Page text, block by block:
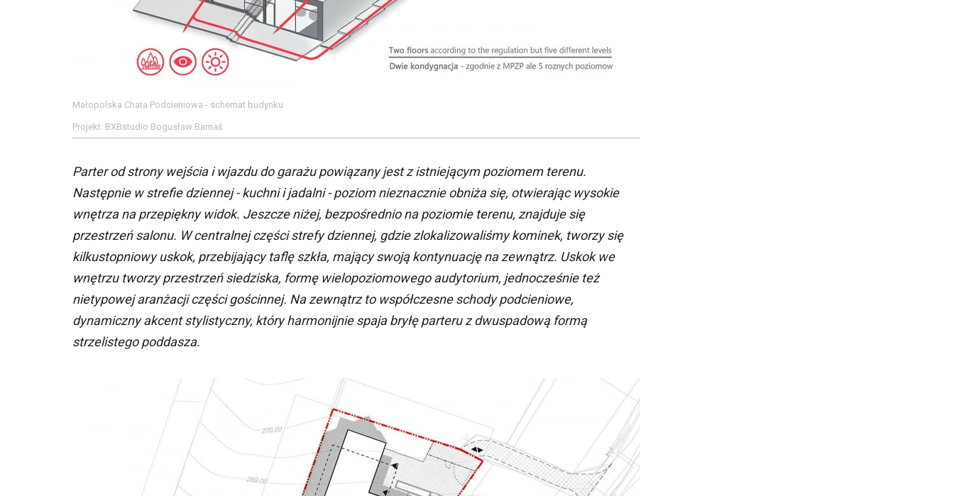
Małopolska Chata Podcieniowa - schemat budynku
Projekt: BXBstudio Bogusław Barnaś
Parter od strony wejścia i wjazdu do garażu powiązany jest z istniejącym poziomem terenu.
Następnie w strefie dziennej - kuchni i jadalni - poziom nieznacznie obniża się, otwierając wysokie
wnętrza na przepiękny widok. Jeszcze niżej, bezpośrednio na poziomie terenu, znajduje się
przestrzeń salonu. W centralnej części strefy dziennej, gdzie zlokalizowaliśmy kominek, tworzy się
kilkustopniowy uskok, przebijający taflę szkła, mający swoją kontynuację na zewnątrz. Uskok we
wnętrzu tworzy przestrzeń siedziska, formę wielopoziomowego audytorium, jednocześnie też
nietypowej aranżacji części gościnnej. Na zewnątrz to współczesne schody podcieniowe,
dynamiczny akcent stylistyczny, który harmonijnie spaja bryłę parteru z dwuspadową formą
strzelistego poddasza.